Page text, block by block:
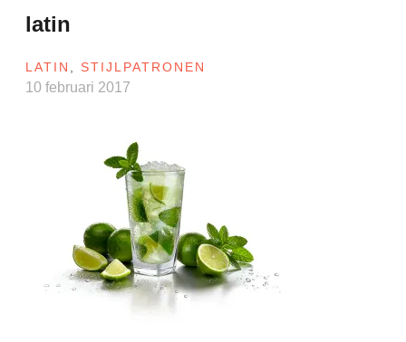
latin
LATIN , STIJLPATRONEN
10 februari 2017